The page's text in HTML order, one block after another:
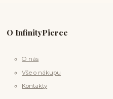
O InfinityPierce
O nás
Vše o nákupu
Kontakty